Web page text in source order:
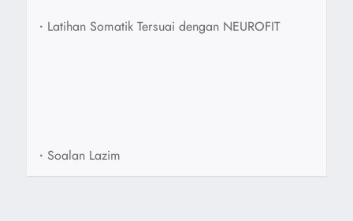
• Latihan Somatik Tersuai dengan NEUROFIT
• Soalan Lazim